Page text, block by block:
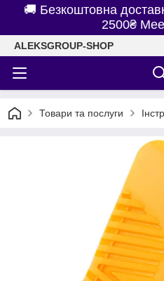
🚚 Безкоштовна
2500₴
ALEKSGROUP-SHOP
Товари та послуги